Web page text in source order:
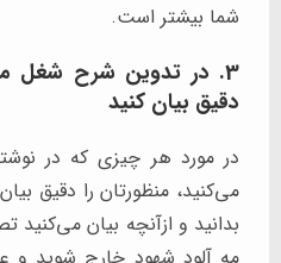
شما بیشتر است.
3. در تدوین شرح شغل
دقیق بیان کنید
در مورد هر چیزی که در
می‌کنید، منظورتان را دقیق
بدانید و ازآنچه بیان